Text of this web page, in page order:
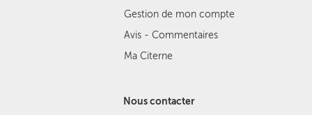
Gestion de mon compte
Avis - Commentaires
Ma Citerne
Nous contacter